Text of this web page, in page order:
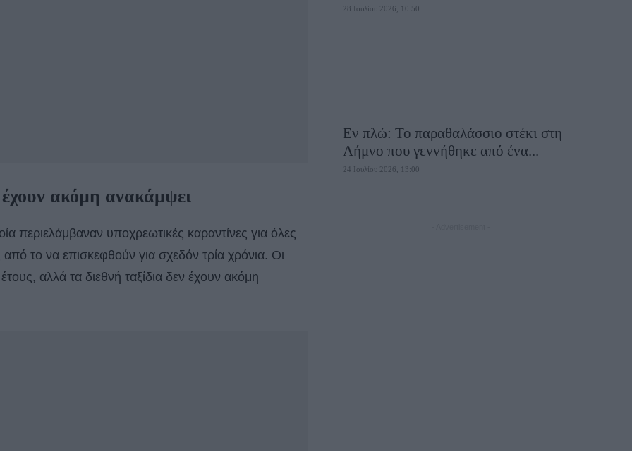
ακόμη ανακάμψει
περιελάμβαναν υποχρεωτικές καραντίνες για όλες
το να επισκεφθούν για σχεδόν τρία χρόνια. Οι
αλλά τα διεθνή ταξίδια δεν έχουν ακόμη
28 Ιουλίου 2026, 10:50
Εν πλώ: Το παραθαλάσσιο στέκι στη
Λήμνο που γεννήθηκε από ένα...
24 Ιουλίου 2026, 13:00